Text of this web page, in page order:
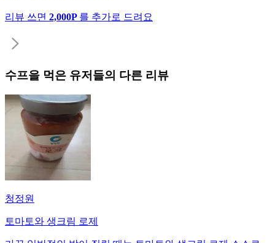
리뷰 쓰면 2,000P 를 추가로 드려요
수프을 먹은 유저들의 다른 리뷰
청정원
토마토와 생크림 로제